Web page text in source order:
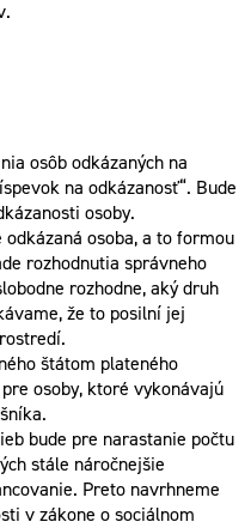
osôb odkázaných na
na odkázanosť“. Bude
osoby.
osoba, a to formou
rozhodnutia správneho
rozhodne, aký druh
že to posilní jej
štátom plateného
osoby, ktoré vykonávajú
bude pre narastanie počtu
stále náročnejšie
Preto navrhneme
v zákone o sociálnom